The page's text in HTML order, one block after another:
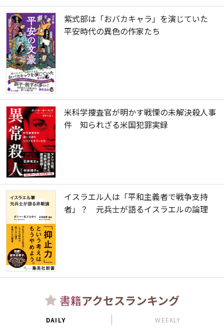
紫式部は「おバカキャラ」を演じていた
平安時代の異色の作家たち
米科学捜査官が明かす戦慄の未解決殺人事
件 知られざる米国犯罪実録
イスラエル人は「平和主義者で戦争支持
者」？ 元兵士が語るイスラエルの論理
書籍アクセスランキング
DAILY WEEKLY